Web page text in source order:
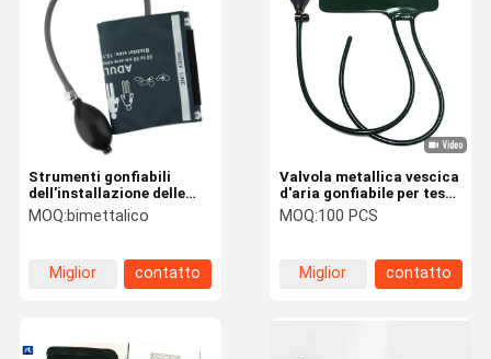
Strumenti gonfiabili
dell'installazione delle
vesciche del PVC della
sostanza tossica bassa
Windows della lega di
alluminio
MOQ:bimettalico
Miglior
contatto
Valvola metallica vescica
d'aria gonfiabile per test
precisi della pressione
sanguigna con misura di
MOQ:100 PCS
Miglior
contatto